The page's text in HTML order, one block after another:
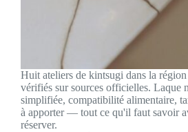
Huit ateliers de kintsugi dans la
vérifiés sur sources officielles. Laque
simplifiée, compatibilité alimentaire,
à apporter — tout ce qu'il faut savoir
réserver.